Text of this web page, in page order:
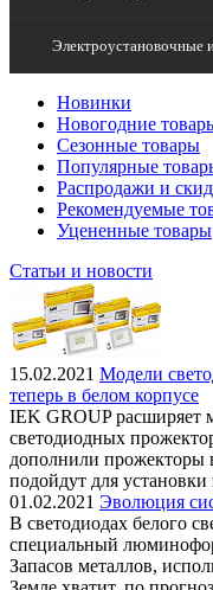
Электроустановочные
Новинки
Новогодние
Сезонные товары
Популярные
Распродажи и
Рекомендуемые
Уцененные товары
Статьи и новости
15.02.2021 Модели
теперь в белом корпусе
IEK GROUP расширяет
светодиодных
дополнили прожекторы
подойдут для
01.02.2021 Эволюция
В светодиодах белого
специальный
Запасов металлов,